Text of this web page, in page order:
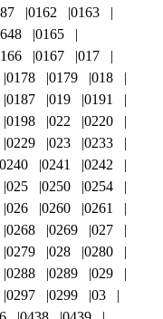
0162
0163
0165
0167
017
0178 0179
018
0187 019
0191
0198 022
0220
0229 023
0233
0240 0241
0242
025 0250
0254
026 0260
0261
0268 0269
027
0279 028
0280
0288 0289
029
0297 0299
03